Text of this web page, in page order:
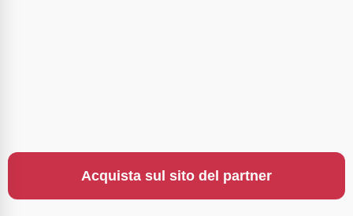
Acquista sul sito del partner